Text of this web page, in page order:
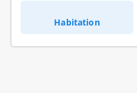
Habitation